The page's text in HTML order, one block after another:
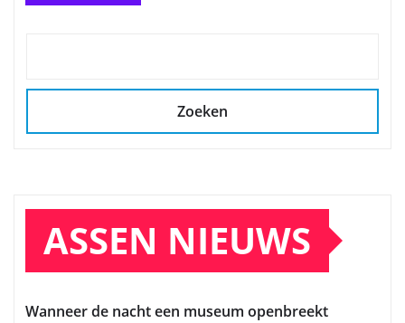
Zoeken
ASSEN NIEUWS
Wanneer de nacht een museum openbreekt